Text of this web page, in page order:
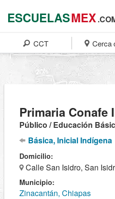
ESCUELASMEX
CCT Cerca
Primaria Conafe
Público / Educación
Básica, Inicial Indígena
Domicilio:
Calle San Isidro, San
Municipio:
Zinacantán, Chiapas